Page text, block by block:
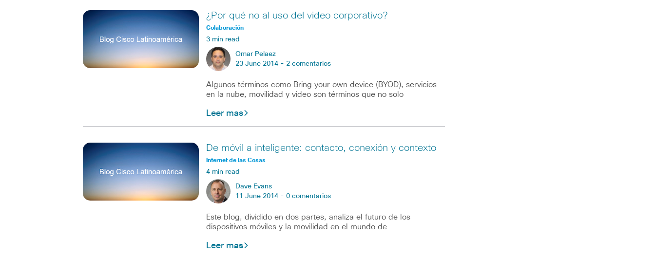
¿Por qué no al uso del video corporativo?
Colaboración
3 min read
Omar Pelaez
23 June 2014 - 2 comentarios
Algunos términos como Bring your own device (BYOD), servicios
en la nube, movilidad y video son términos que no solo
Leer mas
De móvil a inteligente: contacto, conexión y contexto
Internet de las Cosas
4 min read
Dave Evans
11 June 2014 - 0 comentarios
Este blog, dividido en dos partes, analiza el futuro de los
dispositivos móviles y la movilidad en el mundo de
Leer mas